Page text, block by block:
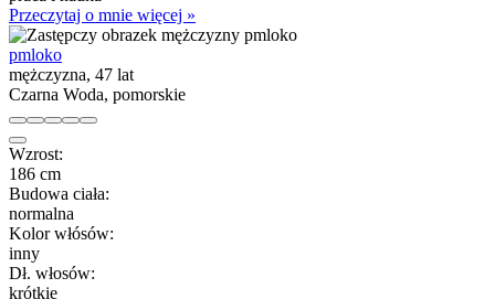
Przeczytaj o mnie więcej »
pmloko
mężczyzna, 47 lat
Czarna Woda, pomorskie
Wzrost:
186 cm
Budowa ciała:
normalna
Kolor włósów:
inny
Dł. włosów:
krótkie